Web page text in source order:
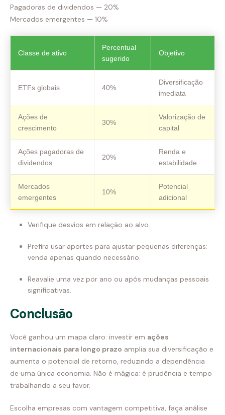
Pagadoras de dividendos — 20%
Mercados emergentes — 10%
Classe de ativo
Percentual
sugerido
Objetivo
ETFs globais 40%
Diversificação
imediata
Ações de
crescimento
30%
Valorização de
capital
Ações pagadoras de
dividendos
20%
Renda e
estabilidade
Mercados
emergentes
10%
Potencial
adicional
Verifique desvios em relação ao alvo.
Prefira usar aportes para ajustar pequenas diferenças;
venda apenas quando necessário.
Reavalie uma vez por ano ou após mudanças pessoais
significativas.
Conclusão
Você ganhou um mapa claro: investir em ações
internacionais para longo prazo amplia sua diversificação e
aumenta o potencial de retorno, reduzindo a dependência
de uma única economia. Não é mágica; é prudência e tempo
trabalhando a seu favor.
Escolha empresas com vantagem competitiva, faça análise